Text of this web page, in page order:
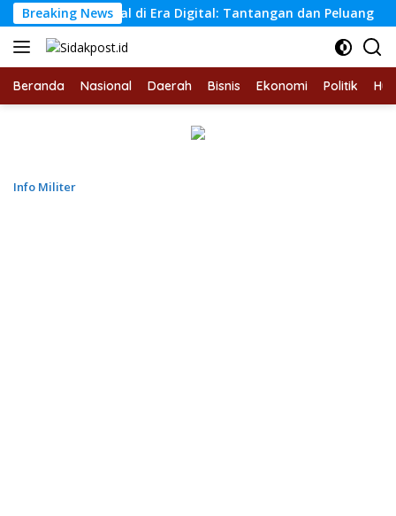
Langsung
ke
konten
Breaking News
Sosial di Era Digital: Tantangan dan Peluang
Beranda Nasional Daerah Bisnis Ekonomi Politik
Info Militer